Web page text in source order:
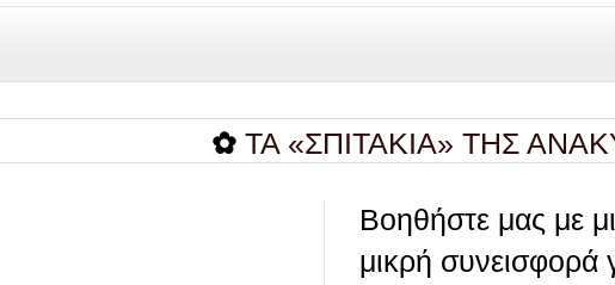
ΤΑ «ΣΠΙΤΑΚΙΑ» ΤΗΣ
Βοηθήστε μας με
μικρή συνεισφορά